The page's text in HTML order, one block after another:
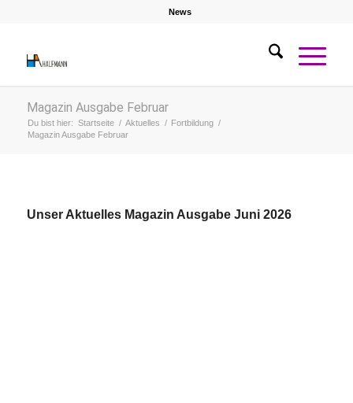
News
Magazin Ausgabe Februar
Du bist hier: Startseite / Aktuelles / Fortbildung /
Magazin Ausgabe Februar
Unser Aktuelles Magazin Ausgabe Juni 2026